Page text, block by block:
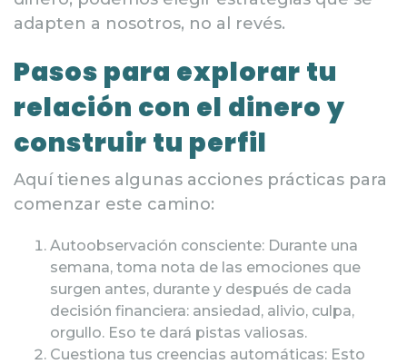
adapten a nosotros, no al revés.
Pasos para explorar tu
relación con el dinero y
construir tu perfil
Aquí tienes algunas acciones prácticas para
comenzar este camino:
Autoobservación consciente: Durante una
semana, toma nota de las emociones que
surgen antes, durante y después de cada
decisión financiera: ansiedad, alivio, culpa,
orgullo. Eso te dará pistas valiosas.
Cuestiona tus creencias automáticas: Esto